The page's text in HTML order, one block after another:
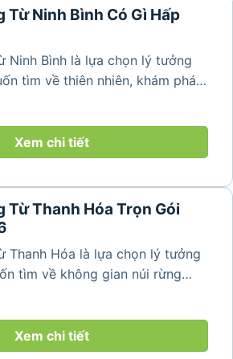
Từ Ninh Bình Có Gì Hấp
Ninh Bình là lựa chọn lý tưởng
tìm về thiên nhiên, khám phá
không gian nghỉ dưỡng yên
2N1Đ hoặc 3N2Đ, hành trình có
Xem chi tiết
Từ Thanh Hóa Trọn Gói
Thanh Hóa là lựa chọn lý tưởng
tìm về không gian núi rừng
thang xanh mướt và những
di chuyển...
Xem chi tiết